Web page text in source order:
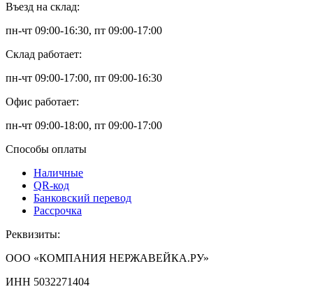
Въезд на склад:
пн-чт 09:00-16:30, пт 09:00-17:00
Склад работает:
пн-чт 09:00-17:00, пт 09:00-16:30
Офис работает:
пн-чт 09:00-18:00, пт 09:00-17:00
Способы оплаты
Наличные
QR-код
Банковский перевод
Рассрочка
Реквизиты:
ООО «КОМПАНИЯ НЕРЖАВЕЙКА.РУ»
ИНН 5032271404